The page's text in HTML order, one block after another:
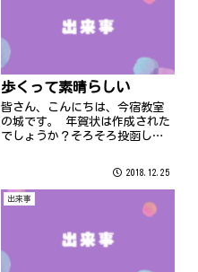
全に使いこなせ...
歩くって素晴らしい
皆さん、こんにちは、今宿教室
の城です。 年賀状は作成された
でしょうか？そろそろ投函しな
2018.12.25
出来事